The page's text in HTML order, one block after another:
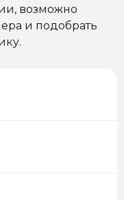
возможно
и подобрать